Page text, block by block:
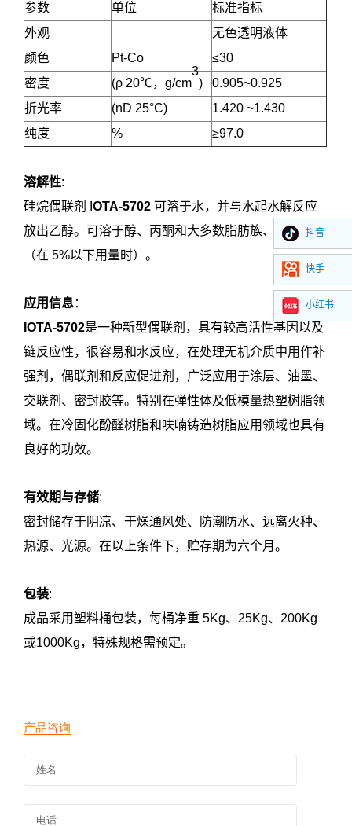
参数
单位
标准指标
外观
无色透明液体
颜色
Pt-Co
≤30
密度
(ρ 20℃， g/cm
3
)
0.905~0.925
折光率
(nD 25°C)
1.420 ~1.430
纯度
% ≥97.0
溶解性:
硅烷偶联剂 I OTA-5702 可溶于水，并与水起水解反应
放出乙醇。可溶于醇、丙酮和大多数脂肪族、酯类等
（在 5%以下用量时）。
应用信息：
IOTA-5702是一种新型偶联剂，具有较高活性基因以及
链反应性，很容易和水反应，在处理无机介质中用作补
强剂，偶联剂和反应促进剂，广泛应用于涂层、油墨、
交联剂、密封胶等。特别在弹性体及低模量热塑树脂领
域。在冷固化酚醛树脂和呋喃铸造树脂应用领域也具有
良好的功效。
有效期与存储:
密封储存于阴凉、干燥通风处、防潮防水、远离火种、
热源、光源。在以上条件下，贮存期为六个月。
包装:
成品采用塑料桶包装，每桶净重 5Kg、25Kg、200Kg
或1000Kg，特殊规格需预定。
抖音
快手
小红书